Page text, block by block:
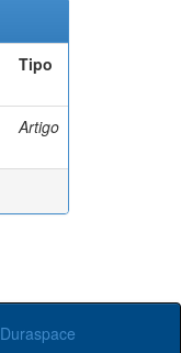
Tipo
Artigo
Duraspace